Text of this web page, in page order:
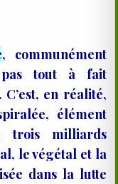
, communément
pas tout à fait
en réalité,
élément
milliards
le végétal et la
dans la lutte